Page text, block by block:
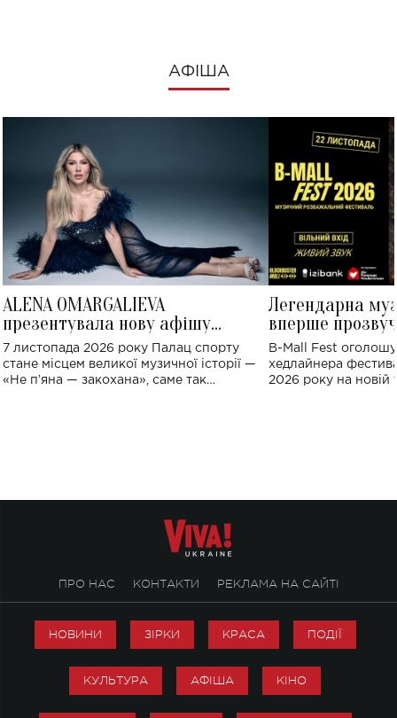
АФІША
ALENA OMARGALIEVA
презентувала нову афішу
великого концерту в Палаці
спорту
7 листопада 2026 року Палац спорту
стане місцем великої музичної історії —
«Не пʼяна — закохана», саме так
Легендарна
вперше
Україні: де
B-Mall Fest
хедлайнера
2026 року на новій
ПРО НАС КОНТАКТИ РЕКЛАМА НА САЙТІ
НОВИНИ ЗІРКИ КРАСА ПОДІЇ
КУЛЬТУРА АФІША КІНО